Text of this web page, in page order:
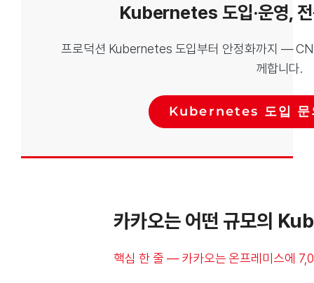
Kubernetes 도입·운영, 전
프로덕션 Kubernetes 도입부터 안정화까지 —
께합니다.
Kubernetes 도입
카카오는 어떤 규모의
핵심 한 줄 — 카카오는 온프레미스에